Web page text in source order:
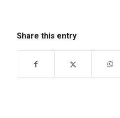
Share this entry